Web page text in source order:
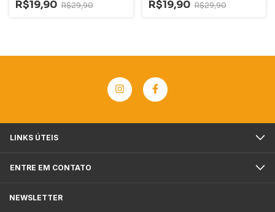
R$19,90 R$29,90 R$19,90 R$29,90
LINKS ÚTEIS
ENTRE EM CONTATO
NEWSLETTER